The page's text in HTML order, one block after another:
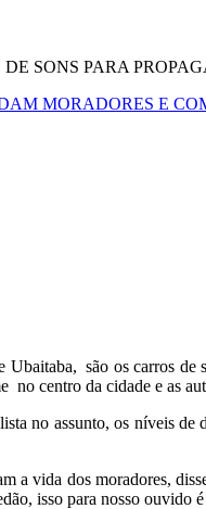
SONS PARA
MORADORES E
são os carros
centro da cidade e as
no assunto, os níveis
a vida dos moradores,
isso para nosso ouvido é